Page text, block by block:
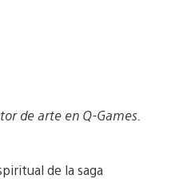
de arte en Q-Games.
de la saga